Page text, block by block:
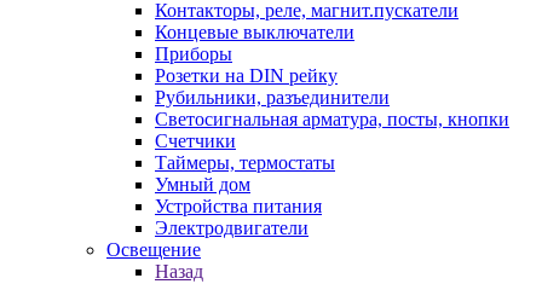
Контакторы, реле, магнит.пускатели
Концевые выключатели
Приборы
Розетки на DIN рейку
Рубильники, разъединители
Светосигнальная арматура, посты, кнопки
Счетчики
Таймеры, термостаты
Умный дом
Устройства питания
Электродвигатели
Освещение
Назад